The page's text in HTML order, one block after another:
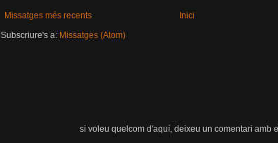
Missatges més recents
Inici
Subscriure's a: Missatges (Atom)
si voleu quelcom d'aquí, deixeu un comentari amb